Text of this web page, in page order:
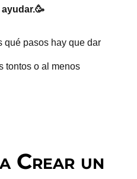
qué pasos hay que dar
tontos o al menos
Crear un